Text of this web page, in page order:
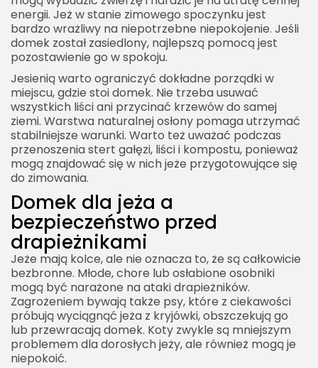
energii. Jeż w stanie zimowego spoczynku jest
bardzo wrażliwy na niepotrzebne niepokojenie. Jeśli
domek został zasiedlony, najlepszą pomocą jest
pozostawienie go w spokoju.
Jesienią warto ograniczyć dokładne porządki w
miejscu, gdzie stoi domek. Nie trzeba usuwać
wszystkich liści ani przycinać krzewów do samej
ziemi. Warstwa naturalnej osłony pomaga utrzymać
stabilniejsze warunki. Warto też uważać podczas
przenoszenia stert gałęzi, liści i kompostu, ponieważ
mogą znajdować się w nich jeże przygotowujące się
do zimowania.
Domek dla jeża a
bezpieczeństwo przed
drapieżnikami
Jeże mają kolce, ale nie oznacza to, że są całkowicie
bezbronne. Młode, chore lub osłabione osobniki
mogą być narażone na ataki drapieżników.
Zagrożeniem bywają także psy, które z ciekawości
próbują wyciągnąć jeża z kryjówki, obszczekują go
lub przewracają domek. Koty zwykle są mniejszym
problemem dla dorosłych jeży, ale również mogą je
niepokoić.